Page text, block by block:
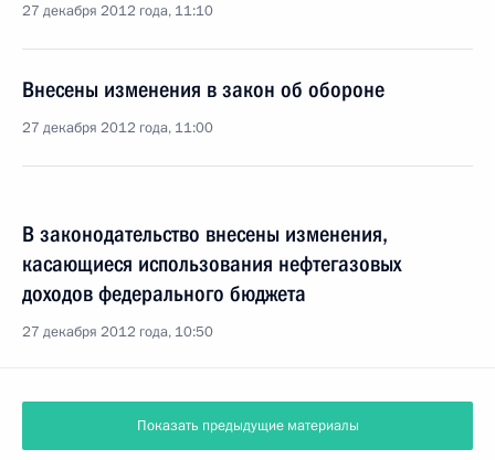
27 декабря 2012 года, 11:10
Внесены изменения в закон об обороне
27 декабря 2012 года, 11:00
В законодательство внесены изменения,
касающиеся использования нефтегазовых
доходов федерального бюджета
27 декабря 2012 года, 10:50
Показать предыдущие материалы